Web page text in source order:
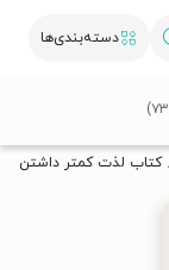
دسته‌بندی‌ها
کتاب لذت کمتر داشتن